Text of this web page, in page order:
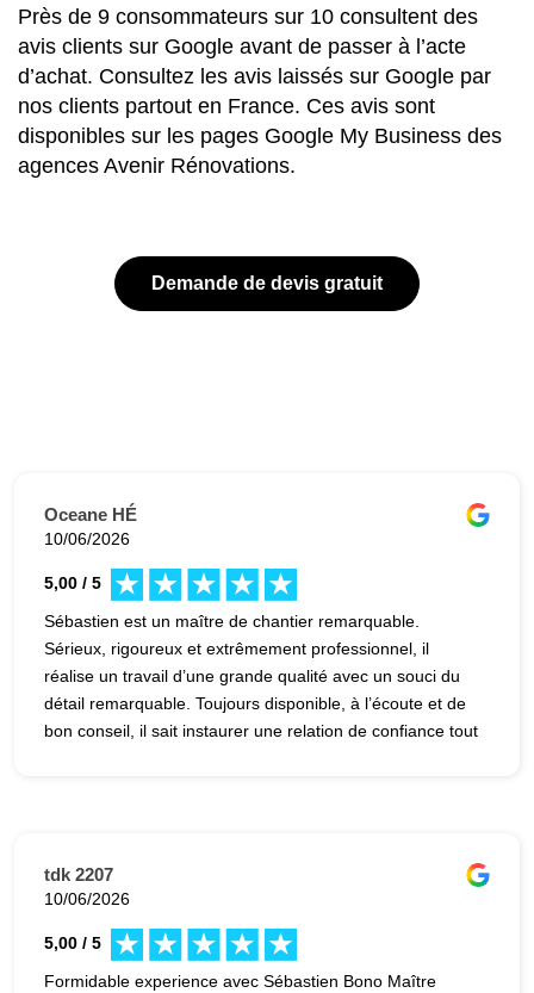
Près de 9 consommateurs sur 10 consultent des
avis clients sur Google avant de passer à l’acte
d’achat. Consultez les avis laissés sur Google par
nos clients partout en France. Ces avis sont
disponibles sur les pages Google My Business des
agences Avenir Rénovations.
Demande de devis gratuit
Oceane HÉ
10/06/2026
5,00 / 5
Sébastien est un maître de chantier remarquable.
Sérieux, rigoureux et extrêmement professionnel, il
réalise un travail d’une grande qualité avec un souci du
détail remarquable. Toujours disponible, à l’écoute et de
bon conseil, il sait instaurer une relation de confiance tout
hésitation à toute personne recherchant un véritable
expert passionné par son métier.
tdk 2207
10/06/2026
5,00 / 5
Formidable experience avec Sébastien Bono Maître